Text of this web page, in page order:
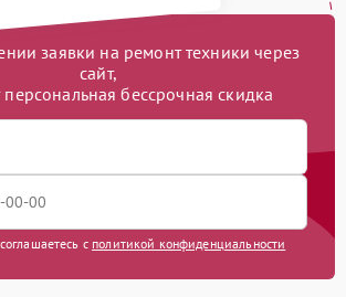
заявки на ремонт техники через
сайт,
персональная бессрочная скидка
с политикой конфиденциальности